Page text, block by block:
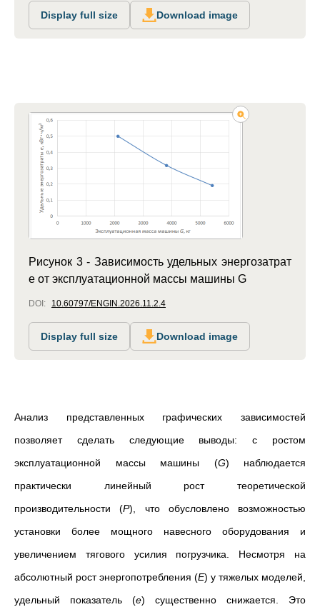
Display full size Download image
Рисунок 3 - Зависимость удельных энергозатрат
e от эксплуатационной массы машины G
DOI: 10.60797/ENGIN.2026.11.2.4
Display full size Download image
Анализ представленных графических зависимостей
позволяет сделать следующие выводы: с ростом
эксплуатационной массы машины (G) наблюдается
практически линейный рост теоретической
производительности (P), что обусловлено возможностью
установки более мощного навесного оборудования и
увеличением тягового усилия погрузчика. Несмотря на
абсолютный рост энергопотребления (E) у тяжелых моделей,
удельный показатель (e) существенно снижается. Это